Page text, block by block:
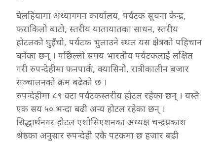
बेलहियामा अध्यागमन कार्यालय, पर्यटक सूचना केन्द्र,
फराकिलो बाटो, स्तरीय यातायातका साधन, स्तरीय
होटलको घुइँचो, पर्यटक भुलाउने स्थल यस क्षेत्रको पहिचान
बनेका छन् । पछिल्लो समय भारतीय पर्यटकलाई लक्षित
गरी रुपन्देहीमा फनपार्क, क्यासिनो, रात्रीकालीन बजार
सञ्चालनको क्रम बढेको छ ।
रुपन्देहीमा ८९ वटा पर्यटकस्तरीय होटल रहेका छन् । यस्तै
एक सय ५० भन्दा बढी अन्य होटल रहेका छन् ।
सिद्धार्थनगर होटल एशोसिएशनका अध्यक्ष चन्द्रप्रकाश
श्रेष्ठका अनुसार रुपन्देही एकै पटकमा छ हजार बढी